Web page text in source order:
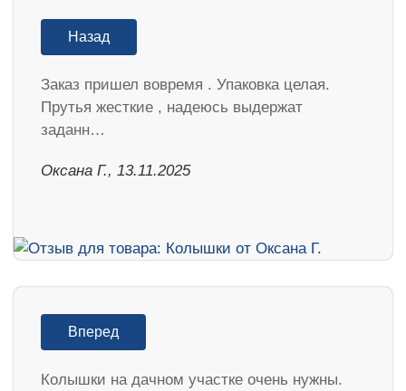
Назад
Заказ пришел вовремя . Упаковка целая.
Прутья жесткие , надеюсь выдержат
заданн…
Оксана Г., 13.11.2025
Вперед
Колышки на дачном участке очень нужны.